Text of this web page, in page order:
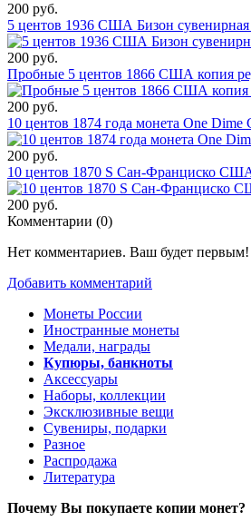
200 руб.
5 центов 1936 США Бизон сувенирная
200 руб.
Пробные 5 центов 1866 США копия
200 руб.
10 центов 1874 года монета One
200 руб.
10 центов 1870 S Сан-Франциско
200 руб.
Комментарии (0)
Нет комментариев. Ваш будет первым!
Добавить комментарий
Монеты России
Иностранные монеты
Медали, награды
Купюры, банкноты
Аксессуары
Наборы, коллекции
Эксклюзивные вещи
Сувениры, подарки
Разное
Распродажа
Литература
Почему Вы покупаете копии монет?